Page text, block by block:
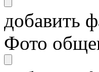
добавить
Фото